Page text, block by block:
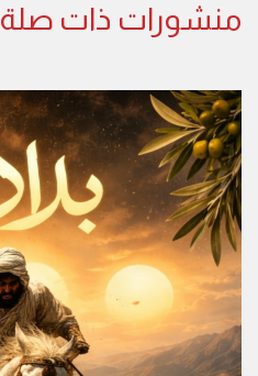
منشورات ذات صلة